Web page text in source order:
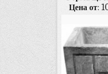
Цена от: